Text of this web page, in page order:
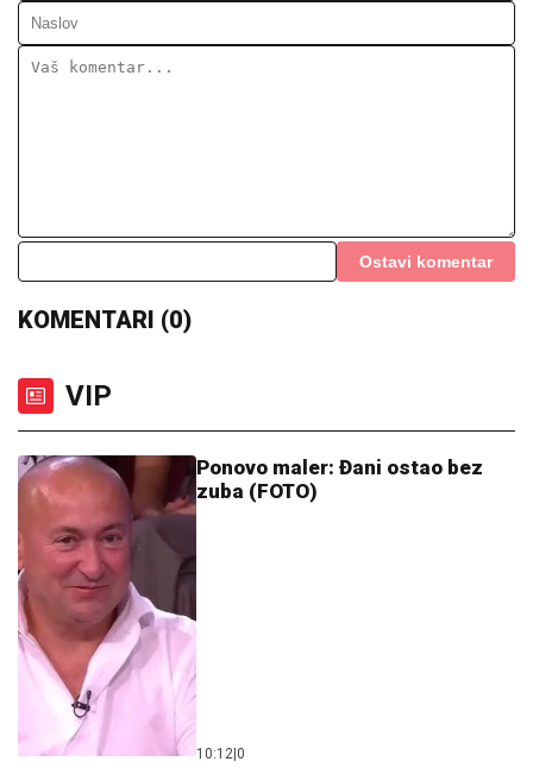
Ostavi komentar
KOMENTARI (0)
VIP
Ponovo maler: Đani ostao bez
zuba (FOTO)
10:12 0